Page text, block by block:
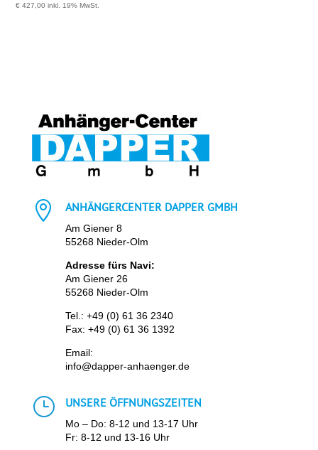
€ 427,00 inkl. 19% MwSt.
 ANHÄNGERCENTER DAPPER GMBH
Am Giener 8
55268 Nieder-Olm
Adresse fürs Navi:
Am Giener 26
55268 Nieder-Olm
Tel.: +49 (0) 61 36 2340
Fax: +49 (0) 61 36 1392
Email:
info@dapper-anhaenger.de
} UNSERE ÖFFNUNGSZEITEN
Mo – Do: 8-12 und 13-17 Uhr
Fr: 8-12 und 13-16 Uhr